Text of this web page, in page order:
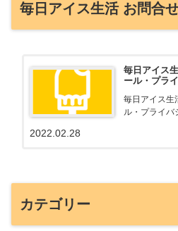
毎日アイス生活 お問合
毎日アイス
ール・プラ
毎日アイス生
ル・プライバ
2022.02.28
カテゴリー